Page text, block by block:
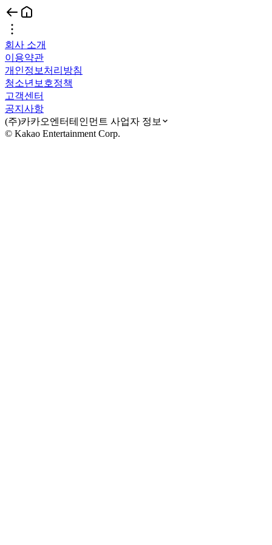
회사 소개
이용약관
개인정보처리방침
청소년보호정책
고객센터
공지사항
(주)카카오엔터테인먼트 사업자 정보
© Kakao Entertainment Corp.